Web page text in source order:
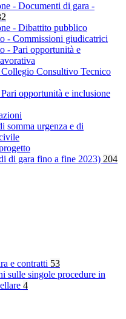
- Documenti di gara -
- Dibattito pubblico
- Commissioni giudicatrici
- Pari opportunità e
Consultivo Tecnico
opportunità e inclusione
somma urgenza e di
di gara fino a fine 2023) 204
e contratti 53
sulle singole procedure in
4